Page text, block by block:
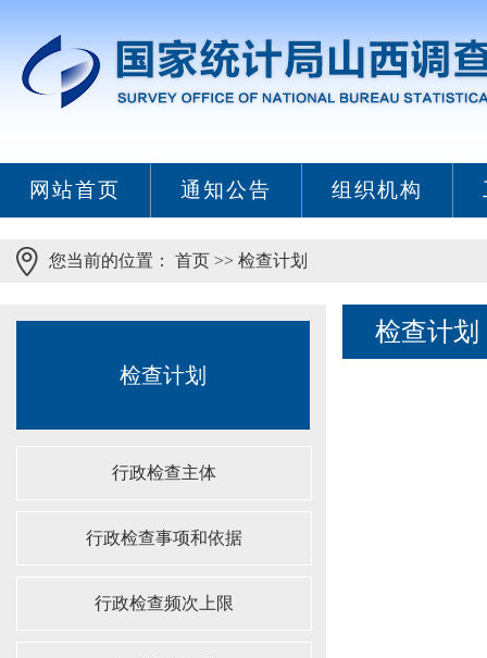
网站首页 通知公告 组织机构
您当前的位置： 首页 >> 检查计划
检查计划
行政检查主体
行政检查事项和依据
行政检查频次上限
检查计划